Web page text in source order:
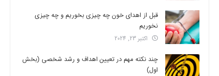
قبل از اهدای خون چه چیزی بخوریم و چه چیزی
نخوریم
اکتبر 23, 2024
چند نکته مهم در تعیین اهداف و رشد شخصی (بخش
اول)